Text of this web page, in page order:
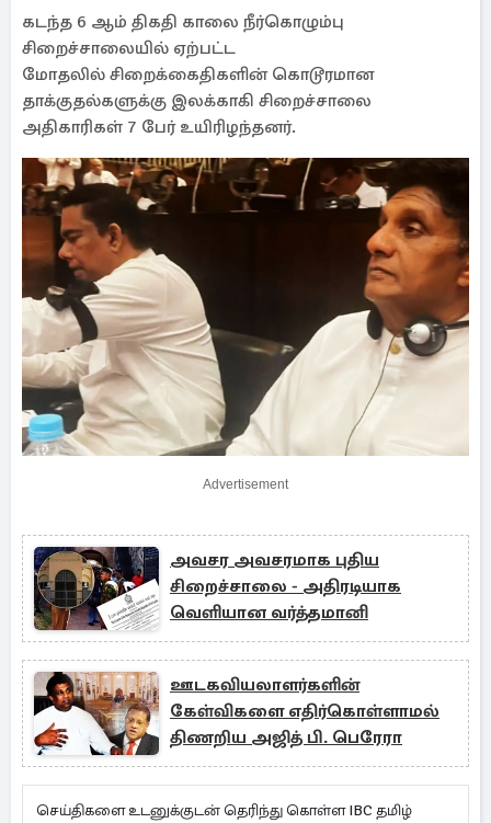
கடந்த 6 ஆம் திகதி காலை நீர்கொழும்பு
சிறைச்சாலையில் ஏற்பட்ட
மோதலில் சிறைக்கைதிகளின் கொடூரமான
தாக்குதல்களுக்கு இலக்காகி சிறைச்சாலை
அதிகாரிகள் 7 பேர் உயிரிழந்தனர்.
Advertisement
அவசர அவசரமாக புதிய
சிறைச்சாலை - அதிரடியாக
வெளியான வர்த்தமானி
ஊடகவியலாளர்களின்
கேள்விகளை எதிர்கொள்ளாமல்
திணறிய அஜித் பி. பெரேரா
செய்திகளை உடனுக்குடன் தெரிந்து கொள்ள IBC தமிழ்